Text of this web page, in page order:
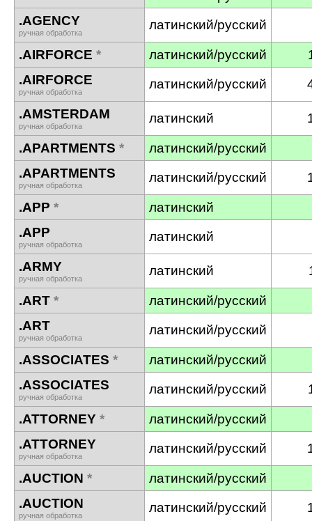
.AGENCY
ручная обработка
латинский/русский
.AIRFORCE * латинский/русский
.AIRFORCE
ручная обработка
латинский/русский
.AMSTERDAM
ручная обработка
латинский
.APARTMENTS *
латинский/русский
.APARTMENTS
ручная обработка
латинский/русский
.APP *
латинский
.APP
ручная обработка
латинский
.ARMY
ручная обработка
латинский
.ART *
латинский/русский
.ART
ручная обработка
латинский/русский
.ASSOCIATES *
латинский/русский
.ASSOCIATES
ручная обработка
латинский/русский
.ATTORNEY *
латинский/русский
.ATTORNEY
ручная обработка
латинский/русский
.AUCTION *
латинский/русский
.AUCTION
ручная обработка
латинский/русский